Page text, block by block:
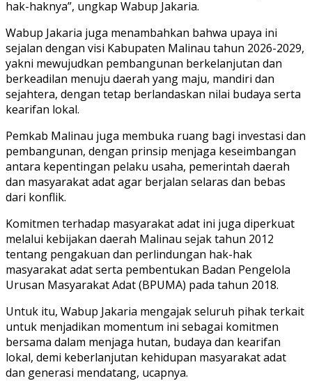
hak-haknya”, ungkap Wabup Jakaria.
Wabup Jakaria juga menambahkan bahwa upaya ini
sejalan dengan visi Kabupaten Malinau tahun 2026-2029,
yakni mewujudkan pembangunan berkelanjutan dan
berkeadilan menuju daerah yang maju, mandiri dan
sejahtera, dengan tetap berlandaskan nilai budaya serta
kearifan lokal.
Pemkab Malinau juga membuka ruang bagi investasi dan
pembangunan, dengan prinsip menjaga keseimbangan
antara kepentingan pelaku usaha, pemerintah daerah
dan masyarakat adat agar berjalan selaras dan bebas
dari konflik.
Komitmen terhadap masyarakat adat ini juga diperkuat
melalui kebijakan daerah Malinau sejak tahun 2012
tentang pengakuan dan perlindungan hak-hak
masyarakat adat serta pembentukan Badan Pengelola
Urusan Masyarakat Adat (BPUMA) pada tahun 2018.
Untuk itu, Wabup Jakaria mengajak seluruh pihak terkait
untuk menjadikan momentum ini sebagai komitmen
bersama dalam menjaga hutan, budaya dan kearifan
lokal, demi keberlanjutan kehidupan masyarakat adat
dan generasi mendatang, ucapnya.